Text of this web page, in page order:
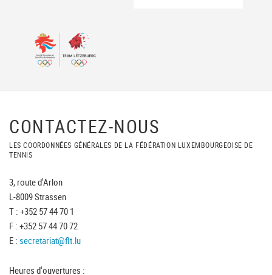
CONTACTEZ-NOUS
LES COORDONNÉES GÉNÉRALES DE LA FÉDÉRATION LUXEMBOURGEOISE DE
TENNIS
3, route d'Arlon
L-8009 Strassen
T : +352 57 44 70 1
F : +352 57 44 70 72
E : secretariat@flt.lu
Heures d'ouvertures :